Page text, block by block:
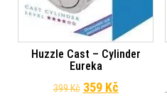
Huzzle Cast – Cylinder
Eureka
399Kč Původní cena
359 KčAktuální